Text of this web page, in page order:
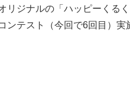
リジナルの「ハッピーくる
ンテスト（今回で6回目）実